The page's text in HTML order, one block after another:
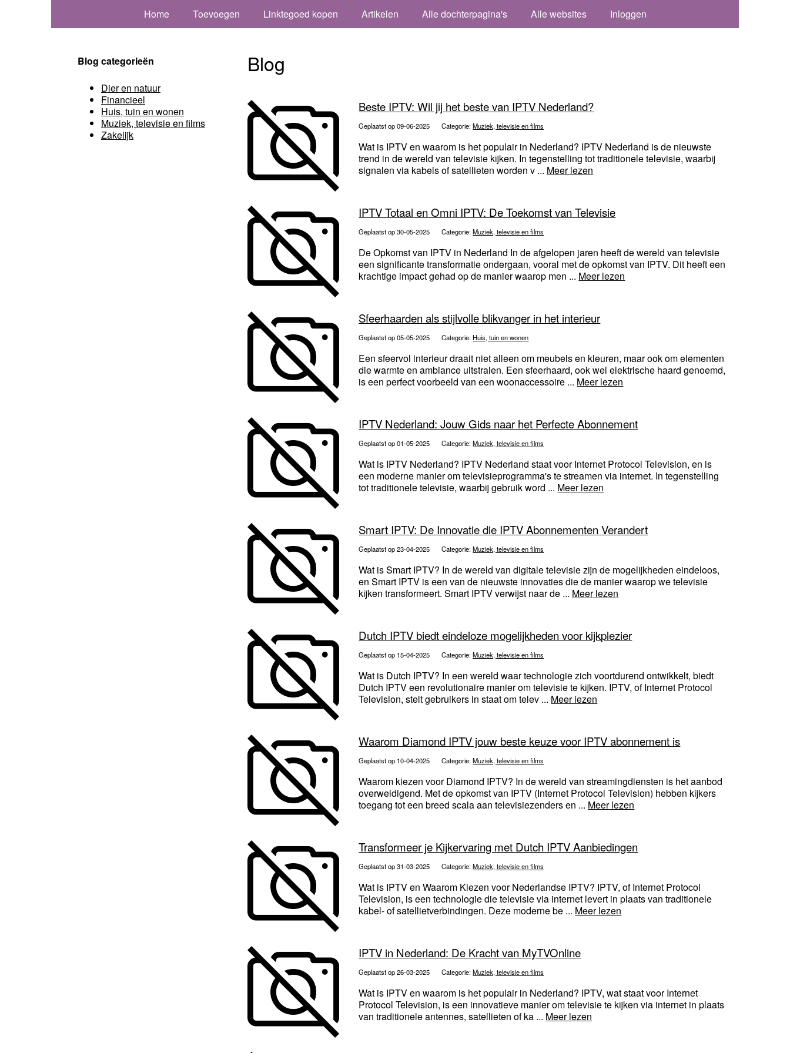
Home Toevoegen Linktegoed kopen Artikelen Alle dochterpagina's Alle websites Inloggen
Blog
Beste IPTV: Wil jij het beste van IPTV Nederland?
Geplaatst op 09-06-2025 Categorie:Muziek, televisie en films
Wat is IPTV en waarom is het populair in Nederland? IPTV Nederland is de nieuwste
trend in de wereld van televisie kijken. In tegenstelling tot traditionele televisie, waarbij
signalen via kabels of satellieten worden v ... Meer lezen
IPTV Totaal en Omni IPTV: De Toekomst van Televisie
Geplaatst op 30-05-2025 Categorie:Muziek, televisie en films
De Opkomst van IPTV in Nederland In de afgelopen jaren heeft de wereld van televisie
een significante transformatie ondergaan, vooral met de opkomst van IPTV. Dit heeft een
krachtige impact gehad op de manier waarop men ... Meer lezen
Sfeerhaarden als stijlvolle blikvanger in het interieur
Geplaatst op 05-05-2025 Categorie: Huis, tuin en wonen
Een sfeervol interieur draait niet alleen om meubels en kleuren, maar ook om elementen
die warmte en ambiance uitstralen. Een sfeerhaard, ook wel elektrische haard genoemd,
is een perfect voorbeeld van een woonaccessoire ... Meer lezen
IPTV Nederland: Jouw Gids naar het Perfecte Abonnement
Geplaatst op 01-05-2025 Categorie:Muziek, televisie en films
Wat is IPTV Nederland? IPTV Nederland staat voor Internet Protocol Television, en is
een moderne manier om televisieprogramma's te streamen via internet. In tegenstelling
tot traditionele televisie, waarbij gebruik word ... Meer lezen
Smart IPTV: De Innovatie die IPTV Abonnementen Verandert
Geplaatst op 23-04-2025 Categorie:Muziek, televisie en films
Wat is Smart IPTV? In de wereld van digitale televisie zijn de mogelijkheden eindeloos,
en Smart IPTV is een van de nieuwste innovaties die de manier waarop we televisie
kijken transformeert. Smart IPTV verwijst naar de ... Meer lezen
Dutch IPTV biedt eindeloze mogelijkheden voor kijkplezier
Geplaatst op 15-04-2025 Categorie:Muziek, televisie en films
Wat is Dutch IPTV? In een wereld waar technologie zich voortdurend ontwikkelt, biedt
Dutch IPTV een revolutionaire manier om televisie te kijken. IPTV, of Internet Protocol
Television, stelt gebruikers in staat om telev ... Meer lezen
Waarom Diamond IPTV jouw beste keuze voor IPTV abonnement is
Geplaatst op 10-04-2025 Categorie:Muziek, televisie en films
Waarom kiezen voor Diamond IPTV? In de wereld van streamingdiensten is het aanbod
overweldigend. Met de opkomst van IPTV (Internet Protocol Television) hebben kijkers
toegang tot een breed scala aan televisiezenders en ... Meer lezen
Transformeer je Kijkervaring met Dutch IPTV Aanbiedingen
Geplaatst op 31-03-2025 Categorie:Muziek, televisie en films
Wat is IPTV en Waarom Kiezen voor Nederlandse IPTV? IPTV, of Internet Protocol
Television, is een technologie die televisie via internet levert in plaats van traditionele
kabel- of satellietverbindingen. Deze moderne be ... Meer lezen
IPTV in Nederland: De Kracht van MyTVOnline
Geplaatst op 26-03-2025 Categorie:Muziek, televisie en films
Wat is IPTV en waarom is het populair in Nederland? IPTV, wat staat voor Internet
Protocol Television, is een innovatieve manier om televisie te kijken via internet in plaats
van traditionele antennes, satellieten of ka ... Meer lezen
Blog categorieën
Dier en natuur
Financieel
Huis, tuin en wonen
Muziek, televisie en films
Zakelijk